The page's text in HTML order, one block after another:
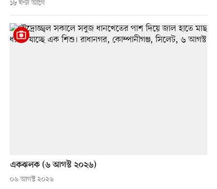
১৮ ঘণ্টা আগে
একঝলক (৬ আগস্ট ২০২৬)
০৬ আগস্ট ২০২৬